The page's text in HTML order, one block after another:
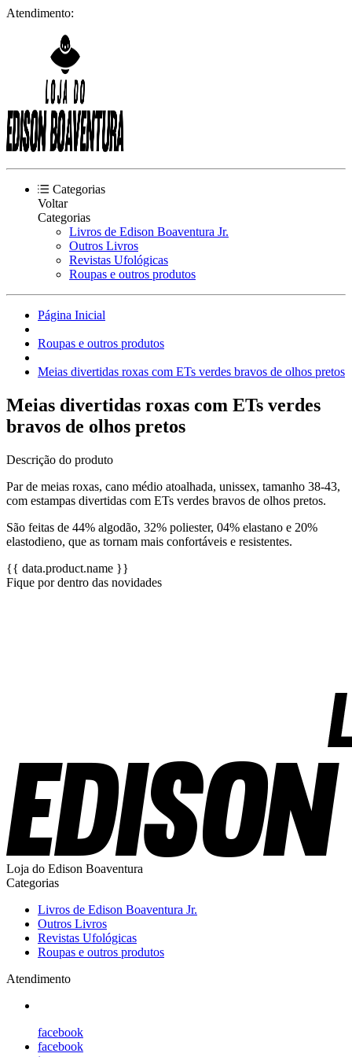
Atendimento:
Categorias
Voltar
Categorias
Livros de Edison Boaventura Jr.
Outros Livros
Revistas Ufológicas
Roupas e outros produtos
Página Inicial
Roupas e outros produtos
Meias divertidas roxas com ETs verdes bravos de olhos pretos
Meias divertidas roxas com ETs verdes
bravos de olhos pretos
Descrição do produto
Par de meias roxas, cano médio atoalhada, unissex, tamanho 38-43,
com estampas divertidas com ETs verdes bravos de olhos pretos.
São feitas de 44% algodão, 32% poliester, 04% elastano e 20%
elastodieno, que as tornam mais confortáveis e resistentes.
{{ data.product.name }}
Fique por dentro das novidades
Loja do Edison Boaventura
Categorias
Livros de Edison Boaventura Jr.
Outros Livros
Revistas Ufológicas
Roupas e outros produtos
Atendimento
facebook
facebook